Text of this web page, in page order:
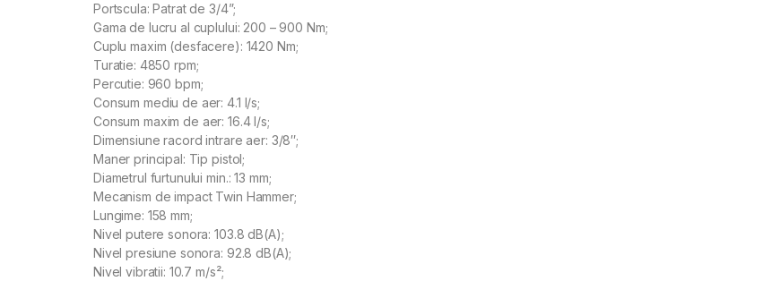
Portscula: Patrat de 3/4”;
Gama de lucru al cuplului: 200 – 900 Nm;
Cuplu maxim (desfacere): 1420 Nm;
Turatie: 4850 rpm;
Percutie: 960 bpm;
Consum mediu de aer: 4.1 l/s;
Consum maxim de aer: 16.4 l/s;
Dimensiune racord intrare aer: 3/8″;
Maner principal: Tip pistol;
Diametrul furtunului min.: 13 mm;
Mecanism de impact Twin Hammer;
Lungime: 158 mm;
Nivel putere sonora: 103.8 dB(A);
Nivel presiune sonora: 92.8 dB(A);
Nivel vibratii: 10.7 m/s²;